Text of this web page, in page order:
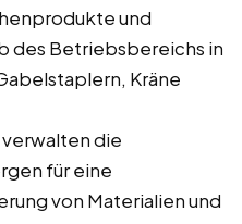
und
des Betriebsbereichs in
Kräne
verwalten die
für eine
von Materialien und